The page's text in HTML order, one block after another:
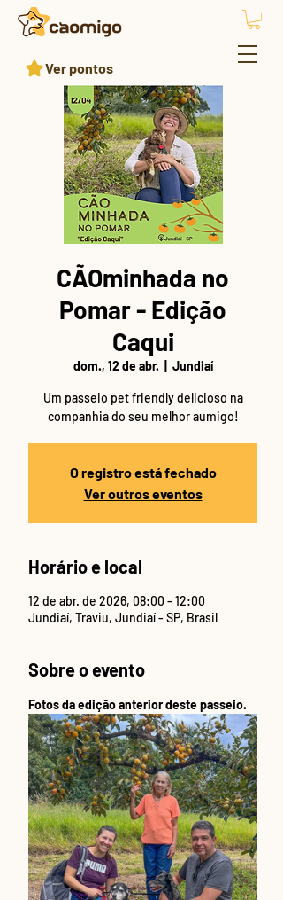
Ver pontos
CÃOminhada no
Pomar - Edição
Caqui
dom., 12 de abr.
  |
Jundiaí
Um passeio pet friendly delicioso na
companhia do seu melhor aumigo!
O registro está fechado
Ver outros eventos
Horário e local
12 de abr. de 2026, 08:00 – 12:00
Jundiaí, Traviu, Jundiaí - SP, Brasil
Sobre o evento
Fotos da edição anterior deste passeio.